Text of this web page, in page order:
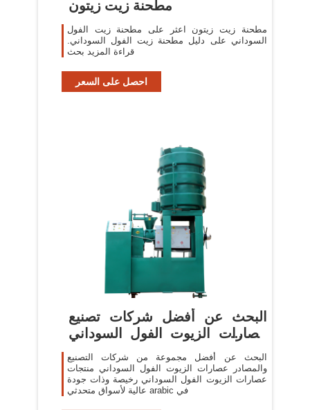
مطحنة زيت زيتون
مطحنة زيت زيتون اعثر على مطحنة زيت الفول
السوداني على دليل مطحنة زيت الفول السوداني.
قراءة المزيد بحث
احصل على السعر
البحث عن أفضل شركات تصنيع
عصارات الزيوت الفول السوداني
البحث عن أفضل مجموعة من شركات التصنيع
والمصادر عصارات الزيوت الفول السوداني منتجات
عصارات الزيوت الفول السوداني رخيصة وذات جودة
عالية لأسواق متحدثي arabic في